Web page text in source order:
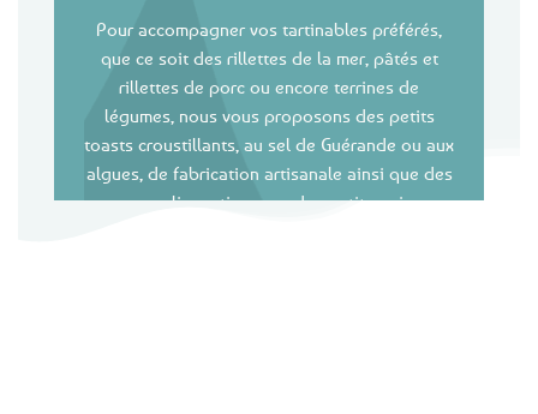
Pour accompagner vos tartinables préférés,
que ce soit des rillettes de la mer, pâtés et
rillettes de porc ou encore terrines de
légumes, nous vous proposons des petits
toasts croustillants, au sel de Guérande ou aux
algues, de fabrication artisanale ainsi que des
craquelins artisanaux, des petits pains